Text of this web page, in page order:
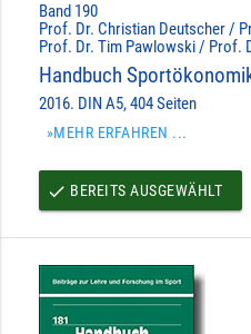
Band 190
Prof. Dr. Christian Deutscher /
Prof. Dr. Tim Pawlowski / Prof.
Handbuch
2016. DIN A5, 404 Seiten
»MEHR ERFAHREN ...
done BEREITS AUSGEWÄHLT